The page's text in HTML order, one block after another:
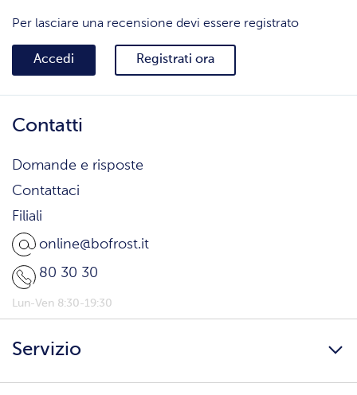
Per lasciare una recensione devi essere registrato
Accedi Registrati ora
Contatti
Domande e risposte
Contattaci
Filiali
online@bofrost.it
80 30 30
Lun-Ven 8:30-19:30
Servizio